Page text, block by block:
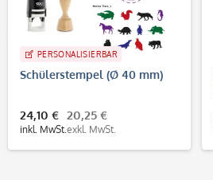
PERSONALISIERBAR
Schülerstempel (Ø 40 mm)
24,10 €
inkl. MwSt.
20,25 €
exkl. MwSt.